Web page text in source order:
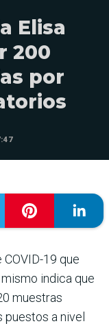
Elisa
200
por
19 que
indica que
muestras
puestos a nivel